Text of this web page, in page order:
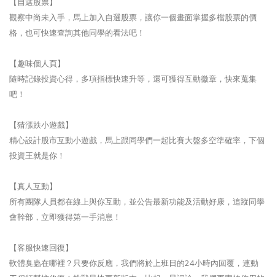
觀察中尚未入手，馬上加入自選股票，讓你一個畫面掌握多檔股票的價
格，也可快速查詢其他同學的看法吧！
【趣味個人頁】
隨時記錄投資心得，多項指標快速升等，還可獲得互動徽章，快來蒐集
吧！
【猜漲跌小遊戲】
精心設計股市互動小遊戲，馬上跟同學們一起比賽大盤多空準確率，下個
投資王就是你！
【真人互動】
所有團隊人員都在線上與你互動，並公告最新功能及活動好康，追蹤同學
會幹部，立即獲得第一手消息！
【客服快速回復】
軟體臭蟲在哪裡？只要你反應，我們將於上班日的24小時內回覆，連動